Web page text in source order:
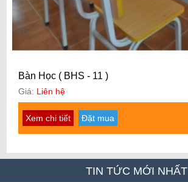
Bàn Học ( BHS - 11 )
Giá: Liên hệ
Xem chi tiết Đặt mua
TIN TỨC MỚI NHẤT